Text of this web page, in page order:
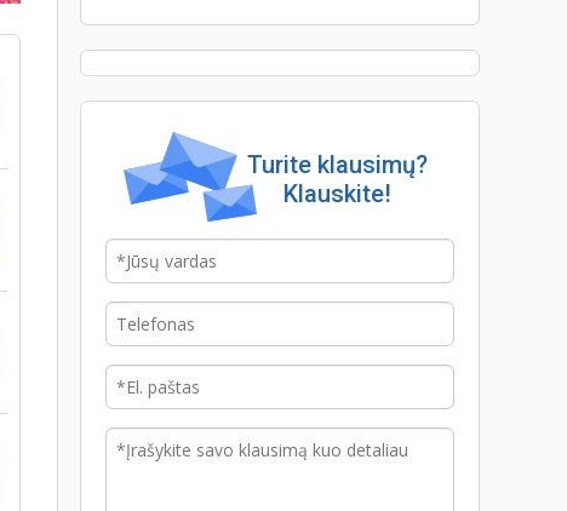
Turite klausimų?
Klauskite!